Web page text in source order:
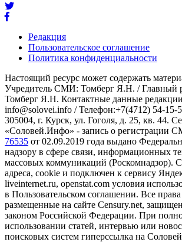
Редакция
Пользовательское соглашение
Политика конфиденциальности
Настоящий ресурс может содержать
Учредитель СМИ: Томберг Я.Н. / Главный
Томберг Я.Н. Контактные данные
info@solovei.info / Телефон:+7(4712) 54-15-
305004, г. Курск, ул. Гоголя, д. 25, кв. 44.
«Соловей.Инфо» - запись о регистрации
76535 от 02.09.2019 года выдано
надзору в сфере связи, информационных
массовых коммуникаций (Роскомнадзор).
адреса, cookie и подключен к сервису
liveinternet.ru, openstat.com условия
в Пользовательском соглашении. Все
размещенные на сайте Censury.net,
законом Российской Федерации. При
использовании статей, интервью или
поисковых систем гиперссылка на